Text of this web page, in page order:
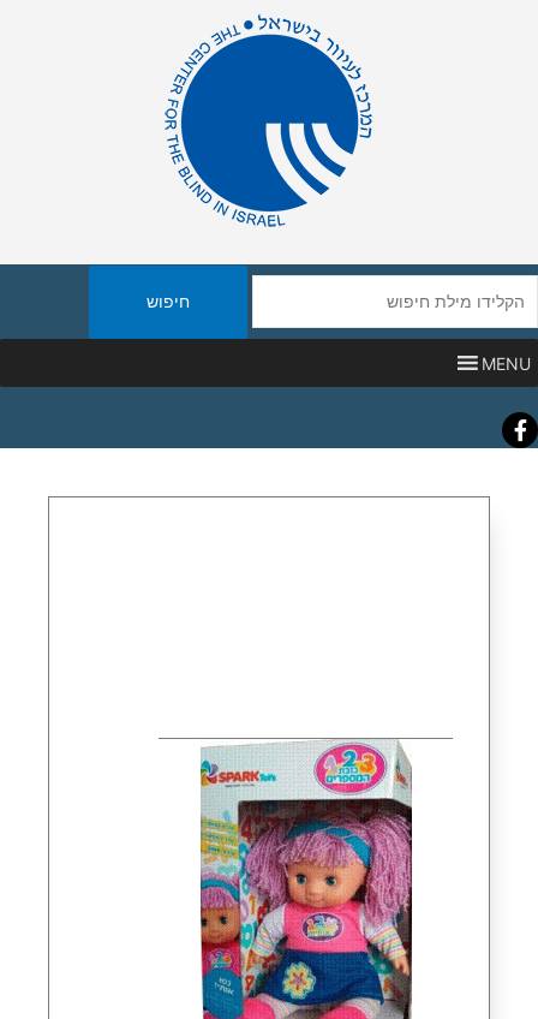
חיפוש
באתר
MENU
Facebook